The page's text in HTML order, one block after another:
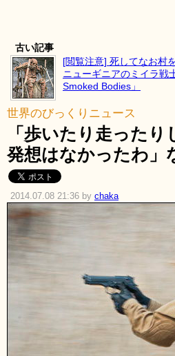
古い記事
[閲覧注意] 死してなお村
ニューギニアのミイラ戦
Smoked Bodies」
世界のびっくりニュース
「歩いたり走った
発想はなかったわ」
2014.07.08 21:36 by chaka